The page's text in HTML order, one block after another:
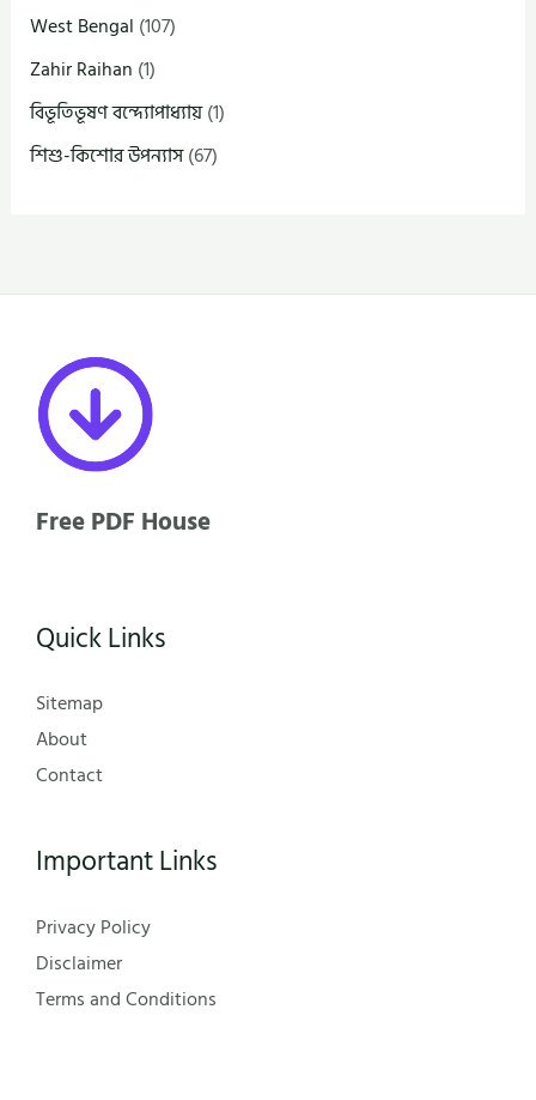
West Bengal (107)
Zahir Raihan (1)
বিভূতিভূষণ বন্দ্যোপাধ্যায়(1)
শিশু-কিশোর উপন্যাস(67)
Free PDF House
Quick Links
Sitemap
About
Contact
Important Links
Privacy Policy
Disclaimer
Terms and Conditions